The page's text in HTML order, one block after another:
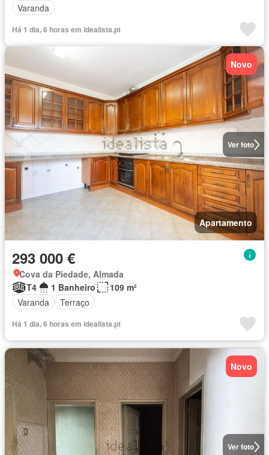
Varanda
Há 1 dia, 6 horas em idealista.pt
Ver foto
Novo
Apartamento
293 000 €
Cova da Piedade, Almada
T4
1 Banheiro
109 m²
Varanda
Terraço
Há 1 dia, 6 horas em idealista.pt
Ver foto
Novo